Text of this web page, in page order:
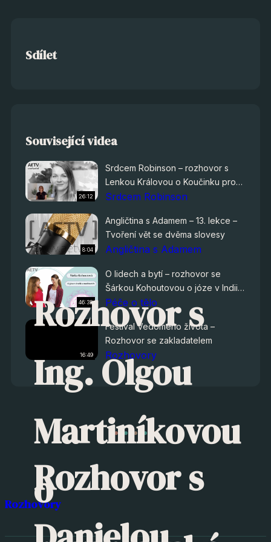
Sdílet
Související videa
26:12
Srdcem Robinson – rozhovor s
Lenkou Královou o Koučinku pro
rodiče
Srdcem Robinson
8:04
Angličtina s Adamem – 13. lekce –
Tvoření vět se dvěma slovesy
Angličtina s Adamem
46:32
O lidech a bytí – rozhovor se
Šárkou Kohoutovou o józe v Indii a
meditacích
Péče o tělo
16:49
Festival Vedomého života –
Rozhovor se zakladatelem
Rozhovory
Rozhovory
Rozhovor s
Ing. Olgou
Martiníkovou
o
Rozhovor s